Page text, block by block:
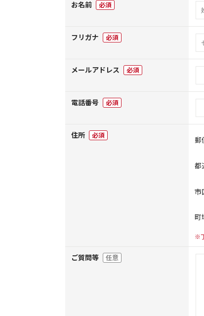
お名前 必須
フリガナ 必須
メールアドレス 必須
電話番号 必須
住所 必須 郵
都
市
町
※
ご質問等 任意